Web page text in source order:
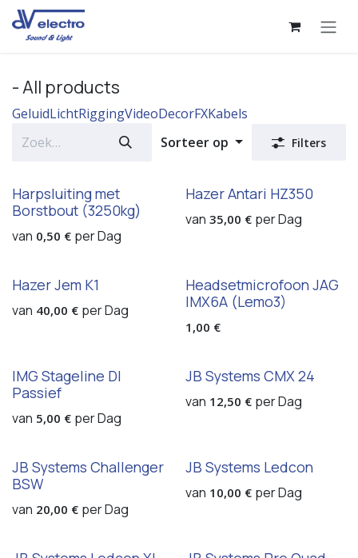
Overslaan naar inhoud
- All products
GeluidLichtRiggingVideoDecorFXKabels
Sorteer op
Filters
Harpsluiting met
Borstbout (3250kg)
van 0,50 € perDag
Hazer Antari HZ350
van 35,00 € perDag
Hazer Jem K1
van 40,00 € perDag
Headsetmicrofoon JAG
IMX6A (Lemo3)
1,00 €
IMG Stageline DI
Passief
van 5,00 € perDag
JB Systems CMX 24
van 12,50 € perDag
JB Systems Challenger
BSW
van 20,00 € perDag
JB Systems Ledcon
van 10,00 € perDag